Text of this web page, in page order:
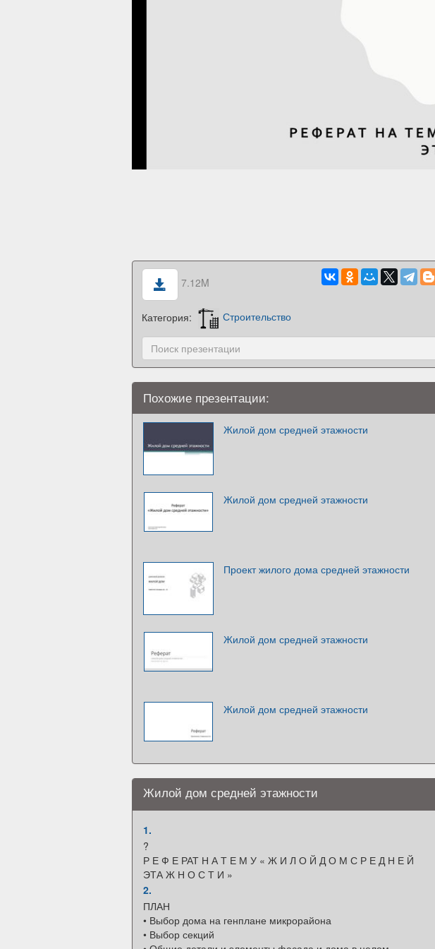
7.12M
Категория: Строительство
Похожие презентации:
Жилой дом средней этажности
Жилой дом средней этажности
Проект жилого дома средней этажности
Жилой дом средней этажности
Жилой дом средней этажности
Жилой дом средней этажности
1.
?
Р Е Ф Е РАТ Н А Т Е М У « Ж И Л О Й Д О М С Р Е Д Н Е Й
ЭТА Ж Н О С Т И »
2.
ПЛАН
• Выбор дома на генплане микрорайона
• Выбор секций